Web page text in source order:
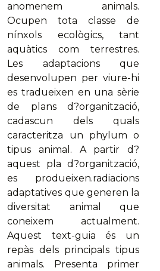
anomenem animals.
Ocupen tota classe de
nínxols ecològics, tant
aquàtics com terrestres.
Les adaptacions que
desenvolupen per viure-hi
es tradueixen en una sèrie
de plans d?organització,
cadascun dels quals
caracteritza un phylum o
tipus animal. A partir d?
aquest pla d?organització,
es produeixen.radiacions
adaptatives que generen la
diversitat animal que
coneixem actualment.
Aquest text-guia és un
repàs dels principals tipus
animals. Presenta primer